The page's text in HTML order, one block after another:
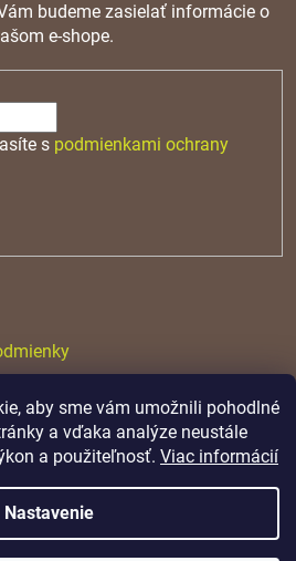
aby sme vám umožnili pohodlné
a vďaka analýze neustále
a použiteľnosť. Viac informácií
Nastavenie
budeme zasielať informácie o
e-shope.
s podmienkami ochrany
Vytvoril Shoptet